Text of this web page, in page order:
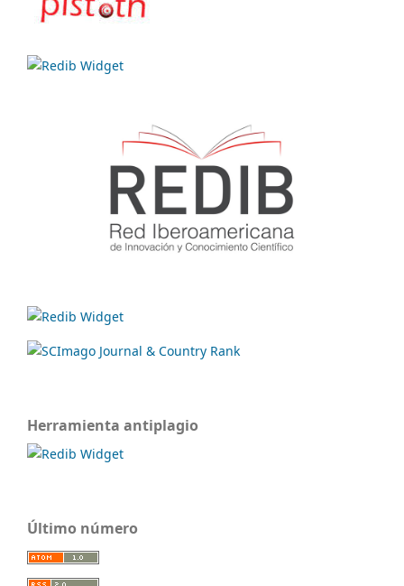
Herramienta antiplagio
Último número